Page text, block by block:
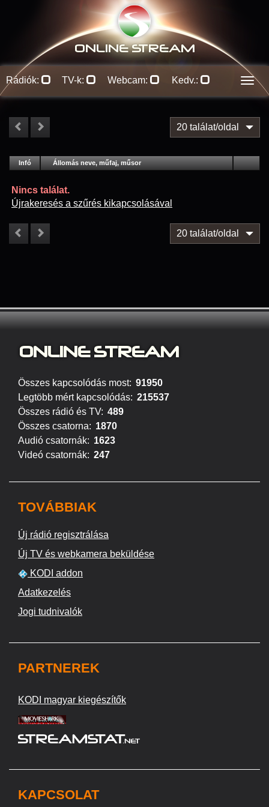
ONLINE STREAM
Rádiók: TV-k: Webcam: Kedv.:
20 találat/oldal
Infó Lejátszás
Állomás neve, műfaj, műsor
Nincs találat.
Újrakeresés a szűrés kikapcsolásával
20 találat/oldal
ONLINE STREAM
Összes kapcsolódás most: 91950
Legtöbb mért kapcsolódás: 215537
Összes rádió és TV: 489
Összes csatorna: 1870
Audió csatornák: 1623
Videó csatornák: 247
TOVÁBBIAK
Új rádió regisztrálása
Új TV és webkamera beküldése
KODI addon
Adatkezelés
Jogi tudnivalók
PARTNEREK
KODI magyar kiegészítők
KAPCSOLAT